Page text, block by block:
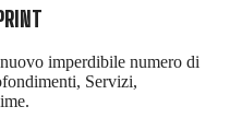
imperdibile numero di
Servizi,